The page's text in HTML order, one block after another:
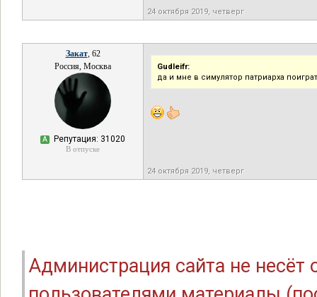
24 октября 2019, четверг
Закат, 62
Россия, Москва
А Репутация: 31020
В отпуске
Gudleifr:
да и мне в симулятор патриарха
24 октября 2019, четверг
Администрация сайта не